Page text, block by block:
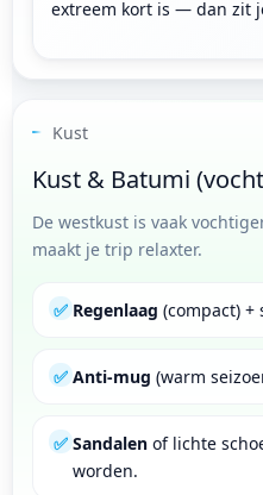
extreem kort is — dan zit
Kust
Kust & Batumi
De westkust is vaak
maakt je trip relaxter.
✅ Regenlaag (compact)
✅ Anti-mug (warm
✅ Sandalenof lichte
worden.